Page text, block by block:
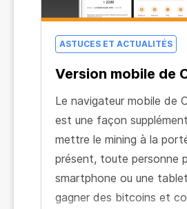
ASTUCES ET ACTUALITÉS
Version mobile de
Le navigateur mobile de
est une façon
mettre le mining à la
présent, toute personne
smartphone ou une
gagner des bitcoins et